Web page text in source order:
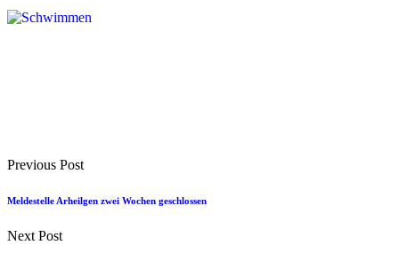
Previous Post
Meldestelle Arheilgen zwei Wochen geschlossen
Next Post